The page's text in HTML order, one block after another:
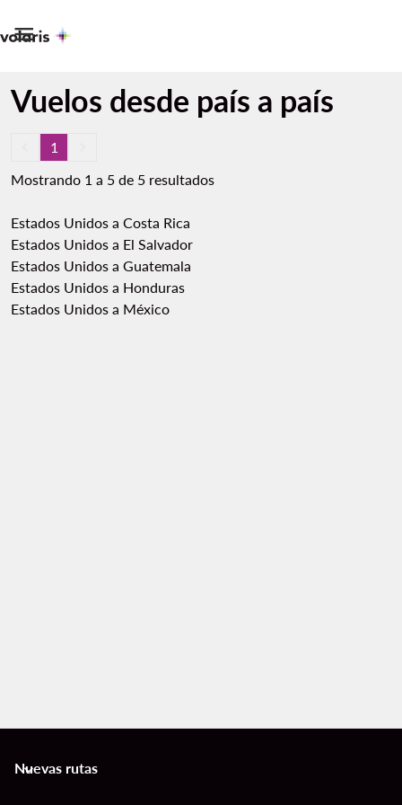

Vuelos desde país a país
1
Mostrando 1 a 5 de 5 resultados
Estados Unidos a Costa Rica
Estados Unidos a El Salvador
Estados Unidos a Guatemala
Estados Unidos a Honduras
Estados Unidos a México
Nuevas rutas
keyboard_arrow_down